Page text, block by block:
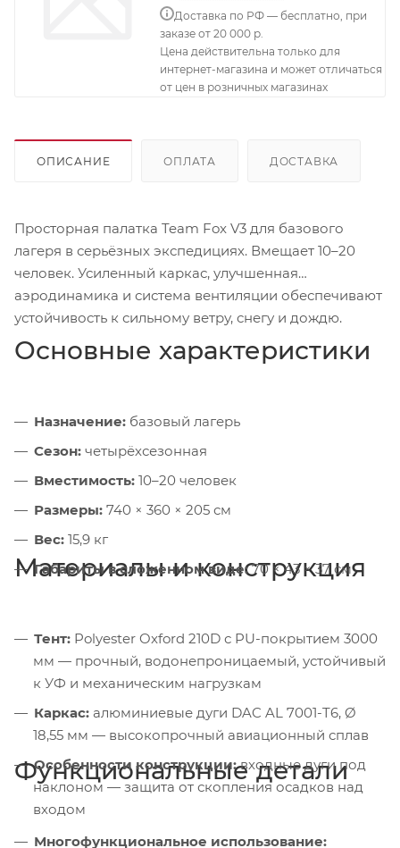
Доставка по РФ — бесплатно, при
заказе от 20 000 р.
Цена действительна только для
интернет-магазина и может отличаться
от цен в розничных магазинах
ОПИСАНИЕ ОПЛАТА ДОСТАВКА
Просторная палатка Team Fox V3 для базового
лагеря в серьёзных экспедициях. Вмещает 10–20
человек. Усиленный каркас, улучшенная
аэродинамика и система вентиляции обеспечивают
устойчивость к сильному ветру, снегу и дождю.
Основные характеристики
Назначение: базовый лагерь
Сезон: четырёхсезонная
Вместимость: 10–20 человек
Размеры: 740 × 360 × 205 см
Вес: 15,9 кг
Габариты в сложенном виде:70 × 43 × 37 см
Материалы и конструкция
Тент: Polyester Oxford 210D с PU-покрытием 3000
мм — прочный, водонепроницаемый, устойчивый
к УФ и механическим нагрузкам
Каркас: алюминиевые дуги DAC AL 7001-T6, Ø
18,55 мм — высокопрочный авиационный сплав
Особенности конструкции:входные дуги под
наклоном — защита от скопления осадков над
входом
Функциональные детали
Многофункциональное использование: